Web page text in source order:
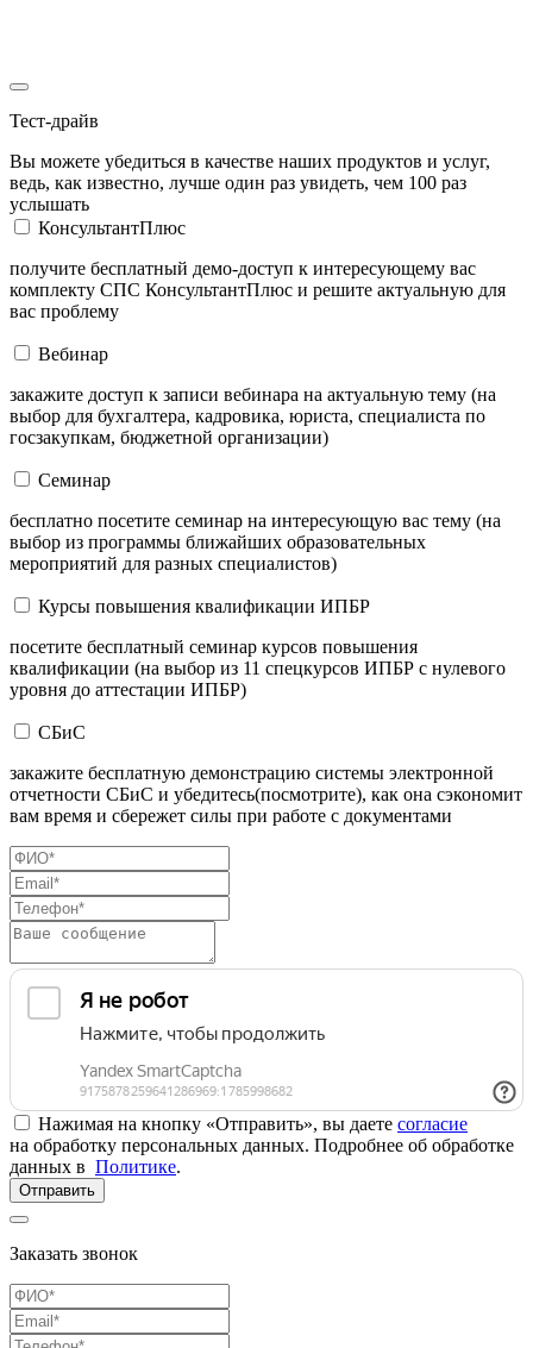
Тест-драйв
Вы можете убедиться в качестве наших продуктов и услуг,
ведь, как известно, лучше один раз увидеть, чем 100 раз
услышать
КонсультантПлюс
получите бесплатный демо-доступ к интересующему вас
комплекту СПС КонсультантПлюс и решите актуальную для
вас проблему
Вебинар
закажите доступ к записи вебинара на актуальную тему (на
выбор для бухгалтера, кадровика, юриста, специалиста по
госзакупкам, бюджетной организации)
Семинар
бесплатно посетите семинар на интересующую вас тему (на
выбор из программы ближайших образовательных
мероприятий для разных специалистов)
Курсы повышения квалификации ИПБР
посетите бесплатный семинар курсов повышения
квалификации (на выбор из 11 спецкурсов ИПБР с нулевого
уровня до аттестации ИПБР)
СБиС
закажите бесплатную демонстрацию системы электронной
отчетности СБиС и убедитесь(посмотрите), как она сэкономит
вам время и сбережет силы при работе с документами
Нажимая на кнопку «Отправить», вы даете согласие
на обработку персональных данных. Подробнее об обработке
данных в Политике.
Отправить
Заказать звонок